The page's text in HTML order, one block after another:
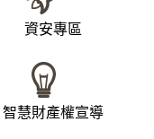
資安專區
智慧財產權宣導